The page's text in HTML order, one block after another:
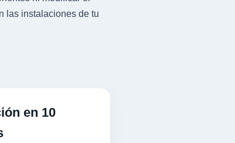
las instalaciones de tu
en 10